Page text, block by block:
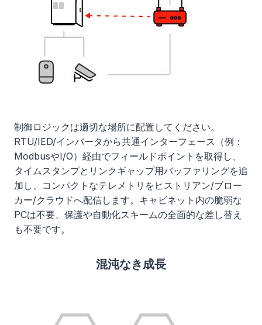
制御ロジックは適切な場所に配置してください。
RTU/IED/インバータから共通インターフェース（例：
ModbusやI/O）経由でフィールドポイントを取得し、
タイムスタンプとリンクギャップ用バッファリングを追
加し、コンパクトなテレメトリをヒストリアン/ブロー
カー/クラウドへ配信します。キャビネット内の脆弱な
PCは不要、保護や自動化スキームの全面的な差し替え
も不要です。
混沌なき成長